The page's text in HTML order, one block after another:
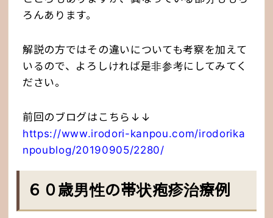
ろんあります。
解説の方ではその違いについても考察を加えて
いるので、よろしければ是非参考にしてみてく
ださい。
前回のブログはこちら↓↓
https://www.irodori-kanpou.com/irodorika
npoublog/20190905/2280/
６０歳男性の帯状疱疹治療例